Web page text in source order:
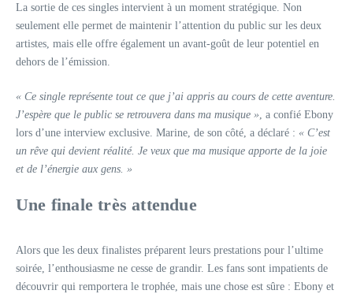
La sortie de ces singles intervient à un moment stratégique. Non
seulement elle permet de maintenir l’attention du public sur les deux
artistes, mais elle offre également un avant-goût de leur potentiel en
dehors de l’émission.
« Ce single représente tout ce que j’ai appris au cours de cette aventure.
J’espère que le public se retrouvera dans ma musique » , a confié Ebony
lors d’une interview exclusive. Marine, de son côté, a déclaré : « C’est
un rêve qui devient réalité. Je veux que ma musique apporte de la joie
et de l’énergie aux gens. »
Une finale très attendue
Alors que les deux finalistes préparent leurs prestations pour l’ultime
soirée, l’enthousiasme ne cesse de grandir. Les fans sont impatients de
découvrir qui remportera le trophée, mais une chose est sûre : Ebony et